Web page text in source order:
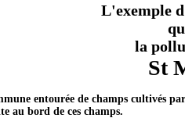
L'exemple
la
St
entourée de champs cultivés
au bord de ces champs.